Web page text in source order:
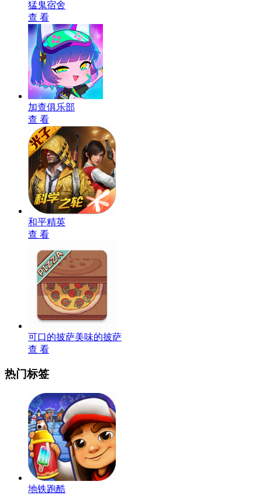
猛鬼宿舍
查 看
加查俱乐部
查 看
和平精英
查 看
可口的披萨美味的披萨
查 看
热门标签
地铁跑酷